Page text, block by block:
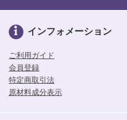
インフォメーション
ご利用ガイド
会員登録
特定商取引法
原材料成分表示